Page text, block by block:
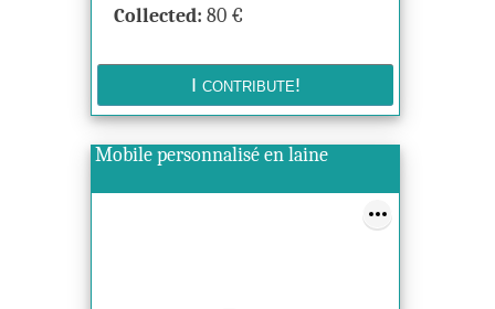
Collected: 80 €
Mobile personnalisé en laine